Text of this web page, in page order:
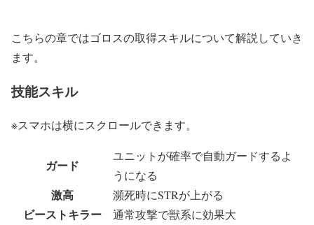
こちらの章ではゴロスの取得スキルについて解説していき
ます。
技能スキル
※スマホは横にスクロールできます。
ガード
ユニットが確率で自動ガードするよ
うになる
激高 瀕死時にSTRが上がる
ビーストキラー 通常攻撃で獣系に効果大